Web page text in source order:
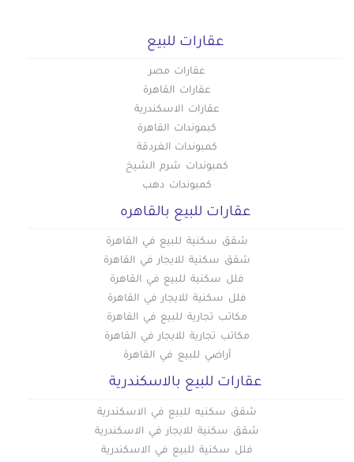
عقارات للبيع
عقارات مصر
عقارات القاهرة
عقارات الاسكندرية
كبموندات القاهرة
كمبوندات الغردقة
كمبوندات شرم الشيخ
كمبوندات دهب
عقارات للبيع بالقاهره
شقق سكنية للبيع في القاهرة
شقق سكنية للايجار في القاهرة
فلل سكنية للبيع في القاهرة
فلل سكنية للايجار في القاهرة
مكاتب تجارية للبيع في القاهرة
مكاتب تجارية للايجار في القاهرة
أراضي للبيع في القاهرة
عقارات للبيع بالاسكندرية
شقق سكنيه للبيع في الاسكندرية
شقق سكنية للايجار في الاسكندرية
فلل سكنية للبيع في الاسكندرية